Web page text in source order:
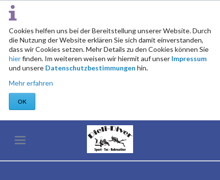
Cookies helfen uns bei der Bereitstellung unserer Website. Durch
die Nutzung der Website erklären Sie sich damit einverstanden,
dass wir Cookies setzen. Mehr Details zu den Cookies können Sie
hierfinden. Im weiteren weisen wir hiermit auf unser Impressum
und unsere Datenschutzbestimmungen hin.
Mehr erfahren
OK